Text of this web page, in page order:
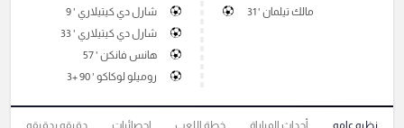
مالك تيلمان ' 31
شارل دي كيتيلاري ' 9
شارل دي كيتيلاري ' 33
هانس فانكن ' 57
روميلو لوكاكو ' 90 +3